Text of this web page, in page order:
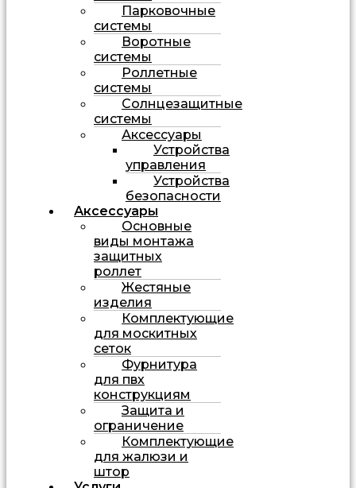
Парковочные
системы
Воротные
системы
Роллетные
системы
Солнцезащитные
системы
Аксессуары
Устройства
управления
Устройства
безопасности
Аксессуары
Основные
виды монтажа
защитных
роллет
Жестяные
изделия
Комплектующие
для москитных
сеток
Фурнитура
для пвх
конструкциям
Защита и
ограничение
Комплектующие
для жалюзи и
штор